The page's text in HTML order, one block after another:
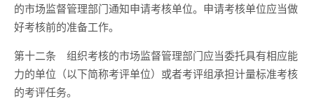
的市场监督管理部门通知申请考核单位。申请考核单位应当做
好考核前的准备工作。
第十二条 组织考核的市场监督管理部门应当委托具有相应能
力的单位（以下简称考评单位）或者考评组承担计量标准考核
的考评任务。